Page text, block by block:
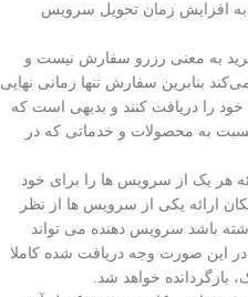
افزایش زمان تحویل سرویس
به معنی رزرو سفارش نیست و
بنابرین سفارش تنها زمانی نهایی
را دریافت کنند و بدیهی است که
به محصولات و خدماتی که در
هر یک از سرویس ها را برای خود
ارائه یکی از سرویس ها از نظر
باشد سرویس دهنده می تواند
این صورت وجه دریافت شده کاملا
خواهد شد.